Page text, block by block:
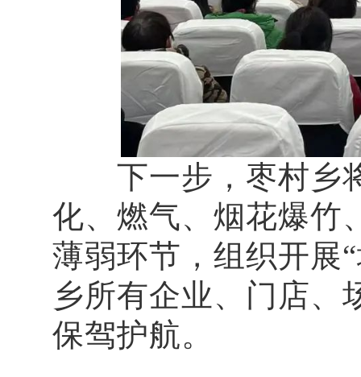
下一步，枣村乡将
化、燃气、烟花爆竹
薄弱环节，组织开展
乡所有企业、门店、
保驾护航。